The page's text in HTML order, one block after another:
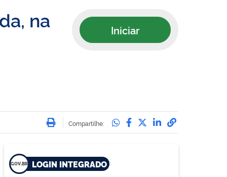
na Iniciar
Imprimir
Compartilhe: Compartilhe no
Compartilhe no
Compartilhe no
Compartilhe
LOGIN INTEGRADO